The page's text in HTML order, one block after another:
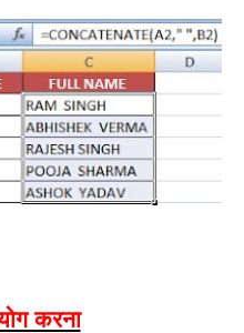
करना